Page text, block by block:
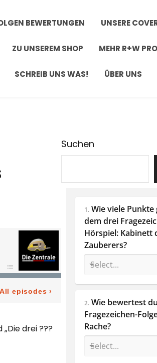
BEWERTUNGEN UNSERE
ZU UNSEREM SHOP MEHR R+W
SCHREIB UNS WAS! ÜBER UNS
drei ???
Suchen
1. Wie viele
dem drei
Hörspiel: Kabinett
Zauberers?
2. Wie bewertest
Fragezeichen-
Rache?